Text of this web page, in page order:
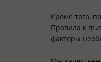
Кроме того,
Правила к
факторы